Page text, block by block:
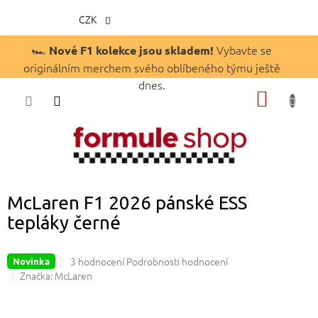
obsah
🏎️ Nové F1 kolekce jsou skladem! Vybavte se
originálním merchem svého oblíbeného týmu ještě
dnes.
CZK
McLaren F1 2026 pánské ESS
tepláky černé
Novinka
Průměrné
hodnocení
3 hodnoceníPodrobnosti hodnocení
Značka: McLaren